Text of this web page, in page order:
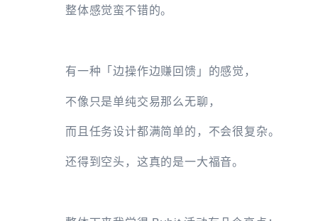
整体感觉蛮不错的。
有一种「边操作边赚回馈」的感觉，
不像只是单纯交易那么无聊，
而且任务设计都满简单的，不会很复杂。
还得到空头，这真的是一大福音。